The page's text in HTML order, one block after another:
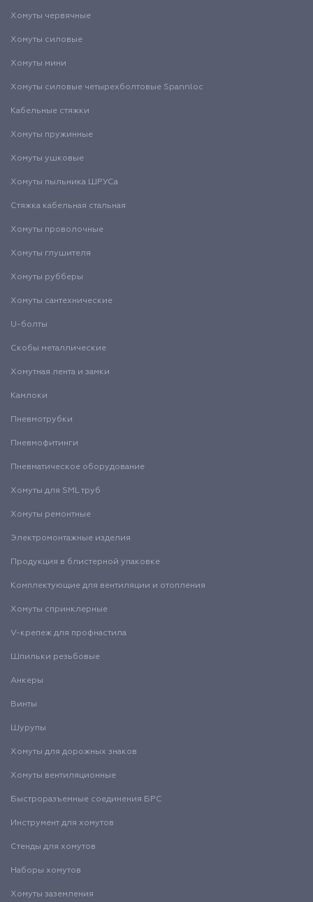
Хомуты червячные
Хомуты силовые
Хомуты мини
Хомуты силовые четырехболтовые Spannloc
Кабельные стяжки
Хомуты пружинные
Хомуты ушковые
Хомуты пыльника ШРУСа
Стяжка кабельная стальная
Хомуты проволочные
Хомуты глушителя
Хомуты рубберы
Хомуты сантехнические
U-болты
Скобы металлические
Хомутная лента и замки
Камлоки
Пневмотрубки
Пневмофитинги
Пневматическое оборудование
Хомуты для SML труб
Хомуты ремонтные
Электромонтажные изделия
Продукция в блистерной упаковке
Комплектующие для вентиляции и отопления
Хомуты спринклерные
V-крепеж для профнастила
Шпильки резьбовые
Анкеры
Винты
Шурупы
Хомуты для дорожных знаков
Хомуты вентиляционные
Быстроразъемные соединения БРС
Инструмент для хомутов
Стенды для хомутов
Наборы хомутов
Хомуты заземления